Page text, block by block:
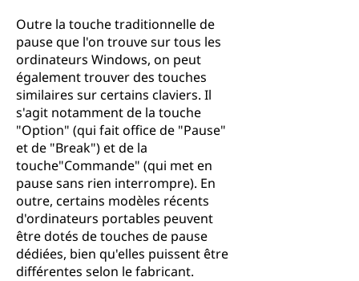
Outre la touche traditionnelle de
pause que l'on trouve sur tous les
ordinateurs Windows, on peut
également trouver des touches
similaires sur certains claviers. Il
s'agit notamment de la touche
"Option" (qui fait office de "Pause"
et de "Break") et de la
touche"Commande" (qui met en
pause sans rien interrompre). En
outre, certains modèles récents
d'ordinateurs portables peuvent
être dotés de touches de pause
dédiées, bien qu'elles puissent être
différentes selon le fabricant.